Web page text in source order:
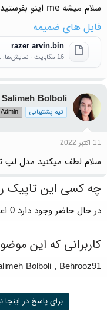
سلام میشه me اینو بفرستید ورژن 14
فایل های ضمیمه
razer arvin.bin
16 مگابایت · نمایش‌ها: 1
Salimeh Bolboli
تیم پشتیبانی Admin
11 اکتبر 2022
سلام لطف میکنید مدل لپ
چه کسی این تاپیک
در حال حاضر وجود دارد 0 اعضایی که این موضوع را مشاهده می کنند
کاربرانی که این
Behrooz91
,
Bolboli
برای پاسخ در اینجا